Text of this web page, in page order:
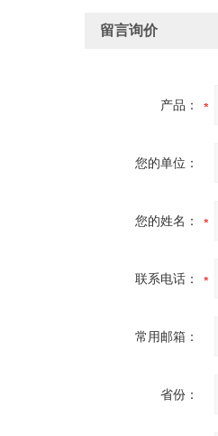
留言询价
产品：
您的单位：
您的姓名：
联系电话：
常用邮箱：
省份：